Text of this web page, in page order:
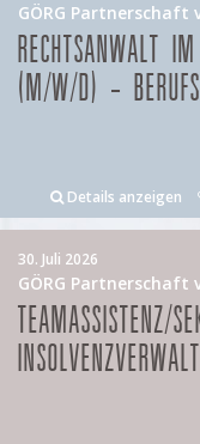
GÖRG Partnerschaft
RECHTSANWALT
(M/W/D) –
Details anzeigen
30. Juli 2026
GÖRG Partnerschaft
TEAMASSISTENZ/